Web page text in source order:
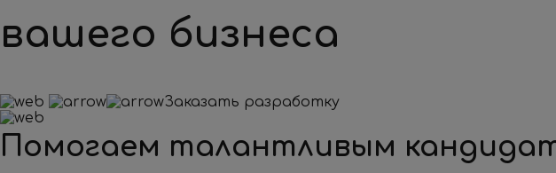
вашего бизнеса
Заказать разработку
Помогаем талантливым